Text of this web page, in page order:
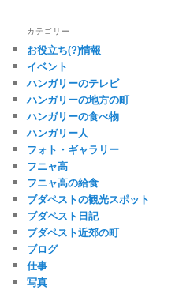
カテゴリー
お役立ち(?)情報
イベント
ハンガリーのテレビ
ハンガリーの地方の町
ハンガリーの食べ物
ハンガリー人
フォト・ギャラリー
フニャ高
フニャ高の給食
ブダペストの観光スポット
ブダペスト日記
ブダペスト近郊の町
ブログ
仕事
写真